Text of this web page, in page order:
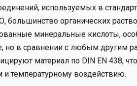
используемых в
органических
минеральные кислоты,
но в сравнении с любым другим
материал по DIN EN 438,
и температурному воздействию.